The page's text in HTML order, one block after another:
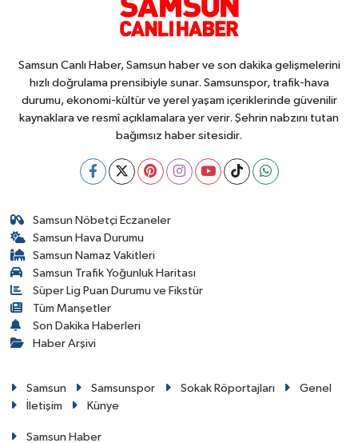
Samsun Canlı Haber, Samsun haber ve son dakika gelişmelerini
hızlı doğrulama prensibiyle sunar. Samsunspor, trafik-hava
durumu, ekonomi-kültür ve yerel yaşam içeriklerinde güvenilir
kaynaklara ve resmî açıklamalara yer verir. Şehrin nabzını tutan
bağımsız haber sitesidir.
Samsun Nöbetçi Eczaneler
Samsun Hava Durumu
Samsun Namaz Vakitleri
Samsun Trafik Yoğunluk Haritası
Süper Lig Puan Durumu ve Fikstür
Tüm Manşetler
Son Dakika Haberleri
Haber Arşivi
Samsun Samsunspor Sokak Röportajları
Genel
İletişim
Künye
Samsun Haber